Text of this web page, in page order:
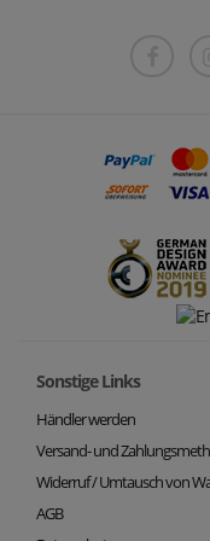
Sonstige Links
Händler werden
Versand- und
Widerruf / Umtausch von
AGB